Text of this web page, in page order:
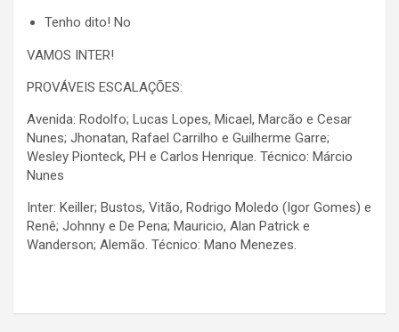
Tenho dito! No
VAMOS INTER!
PROVÁVEIS ESCALAÇÕES:
Avenida: Rodolfo; Lucas Lopes, Micael, Marcão e Cesar
Nunes; Jhonatan, Rafael Carrilho e Guilherme Garre;
Wesley Pionteck, PH e Carlos Henrique. Técnico: Márcio
Nunes
Inter: Keiller; Bustos, Vitão, Rodrigo Moledo (Igor Gomes) e
Renê; Johnny e De Pena; Mauricio, Alan Patrick e
Wanderson; Alemão. Técnico: Mano Menezes.